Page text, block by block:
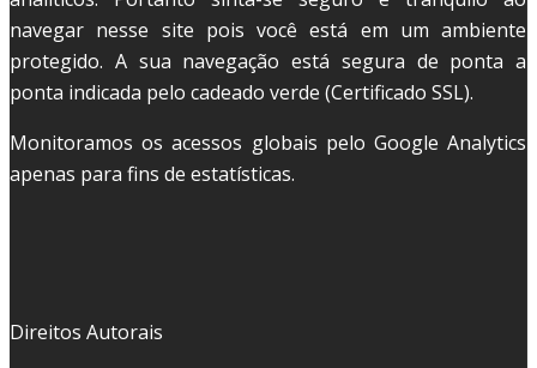
navegar nesse site pois você está em um ambiente
protegido. A sua navegação está segura de ponta a
ponta indicada pelo cadeado verde (Certificado SSL).
Monitoramos os acessos globais pelo Google Analytics
apenas para fins de estatísticas.
Direitos Autorais